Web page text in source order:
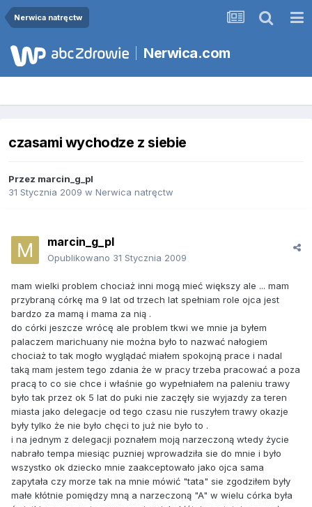
Nerwica natręctw
Nerwica.com
czasami wychodze z siebie
Przez marcin_g_pl
31 Stycznia 2009 w Nerwica natręctw
marcin_g_pl
Opublikowano 31 Stycznia 2009
mam wielki problem chociaż inni mogą mieć większy ale ... mam
przybraną córkę ma 9 lat od trzech lat spełniam role ojca jest
bardzo za mamą i mama za nią .
do córki jeszcze wrócę ale problem tkwi we mnie ja byłem
palaczem marichuany nie można było to nazwać nałogiem
chociaż to tak mogło wyglądać miałem spokojną prace i nadal
taką mam jestem tego zdania że w pracy trzeba pracować a poza
pracą to co sie chce i właśnie go wypełniałem na paleniu trawy
było tak przez ok 5 lat do puki nie zaczęły sie wyjazdy za teren
miasta jako delegacje od tego czasu nie ruszyłem trawy okazje
były tylko że nie było chęci to już nie było to .
i na jednym z delegacji poznałem moją narzeczoną wtedy życie
nabrało tempa miesiąc puzniej wprowadziła sie do mnie i było
wszystko ok dziecko mnie zaakceptowało jako ojca sama
zapytała czy morze tak na mnie mówić "tata" sie zgodziłem były
małe kłótnie pomiędzy mną a narzeczoną "A" w wielu córka była